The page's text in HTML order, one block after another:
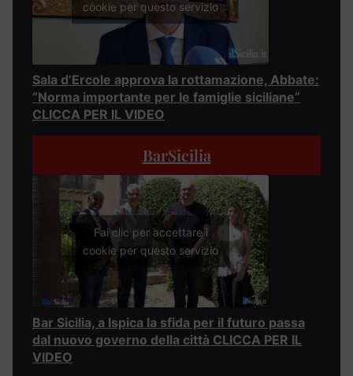
cookie per questo servizio
Sala d’Ercole approva la rottamazione, Abbate:
“Norma importante per le famiglie siciliane”
CLICCA PER IL VIDEO
BarSicilia
Fai clic per accettare i
cookie per questo servizio
Bar Sicilia, a Ispica la sfida per il futuro passa
dal nuovo governo della città CLICCA PER IL
VIDEO